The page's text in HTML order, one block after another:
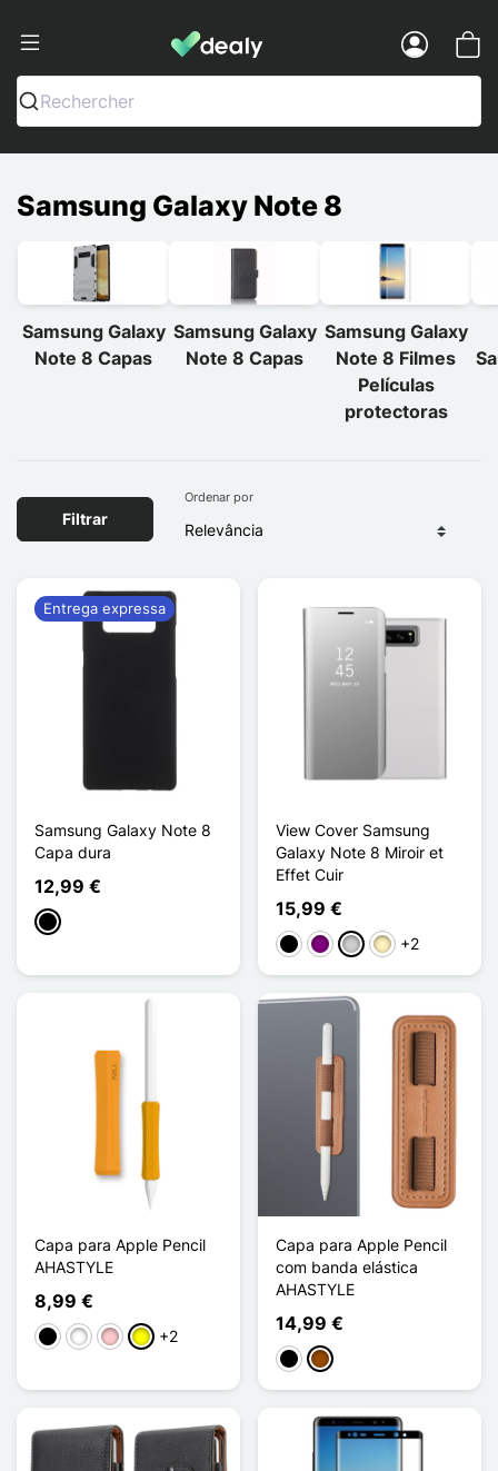
Dealy - Capas e acessórios para
Rechercher
Samsung Galaxy Note 8
Samsung Galaxy
Note 8 Capas
Samsung Galaxy
Note 8 Capas
Samsung Galaxy
Note 8 Filmes
Películas
protectoras
Filtrar
Ordenar por
Samsung Galaxy Note 8
Capa dura
12,99 €
Preto
Entrega expressa
View Cover Samsung
Galaxy Note 8 Miroir et
Effet Cuir
15,99 €
PretoPúrpura
PrataOuro+2
Capa para Apple Pencil
AHASTYLE
8,99 €
PretoBrancoRosaAmarelo
+2
Capa para Apple Pencil
com banda elástica
AHASTYLE
14,99 €
PretoCastanho